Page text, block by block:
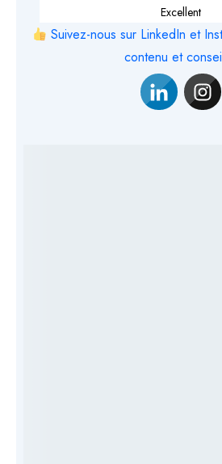
Excellent
Suivez-nous sur LinkedIn et
contenu et